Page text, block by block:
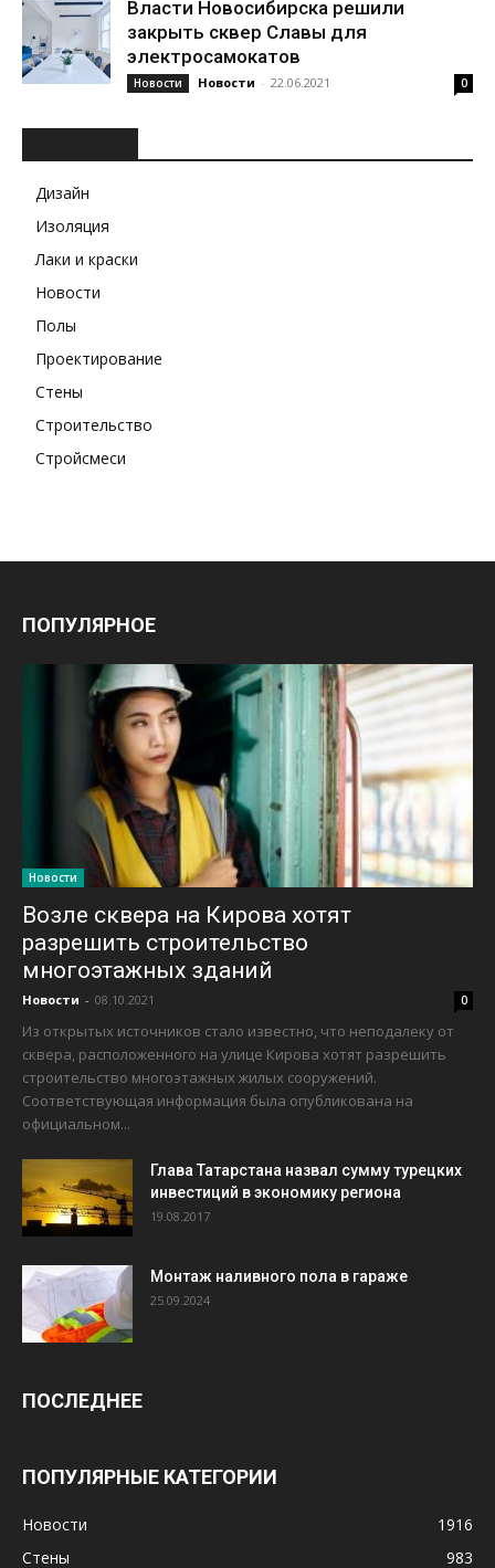
Власти Новосибирска решили
закрыть сквер Славы для
электросамокатов
Новости Новости - 22.06.2021 0
Дизайн
Изоляция
Лаки и краски
Новости
Полы
Проектирование
Стены
Строительство
Стройсмеси
ПОПУЛЯРНОЕ
Новости
Возле сквера на Кирова хотят
разрешить строительство
многоэтажных зданий
Новости - 08.10.2021 0
Из открытых источников стало известно, что неподалеку от
сквера, расположенного на улице Кирова хотят разрешить
строительство многоэтажных жилых сооружений.
Соответствующая информация была опубликована на
официальном...
Глава Татарстана назвал сумму турецких
инвестиций в экономику региона
19.08.2017
Монтаж наливного пола в гараже
25.09.2024
ПОСЛЕДНЕЕ
ПОПУЛЯРНЫЕ КАТЕГОРИИ
Новости
1916
Стены
983